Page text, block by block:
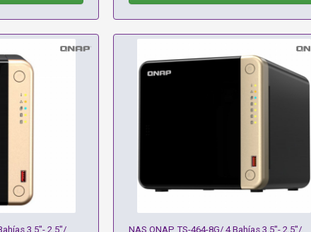
3.5"- 2.5"/
NAS QNAP TS-464-8G/ 4 Bahías 3.5"- 2.5"/